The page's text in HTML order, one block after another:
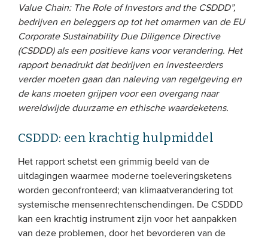
MEDIA
Publicaties
Webinars
Podcasts
Vereniging
Team
Bestuur
Value Chain: The Role of Investors and the CSDDD”,
bedrijven en beleggers op tot het omarmen van de EU
Corporate Sustainability Due Diligence Directive
(CSDDD) als een positieve kans voor verandering. Het
rapport benadrukt dat bedrijven en investeerders
verder moeten gaan dan naleving van regelgeving en
de kans moeten grijpen voor een overgang naar
wereldwijde duurzame en ethische waardeketens.
CSDDD: een krachtig hulpmiddel
Het rapport schetst een grimmig beeld van de
uitdagingen waarmee moderne toeleveringsketens
worden geconfronteerd; van klimaatverandering tot
systemische mensenrechtenschendingen. De CSDDD
kan een krachtig instrument zijn voor het aanpakken
van deze problemen, door het bevorderen van de